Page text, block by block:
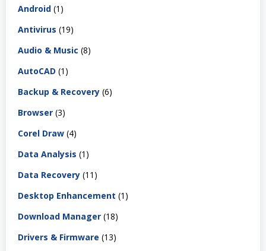
Android (1)
Antivirus (19)
Audio & Music (8)
AutoCAD (1)
Backup & Recovery (6)
Browser (3)
Corel Draw (4)
Data Analysis (1)
Data Recovery (11)
Desktop Enhancement (1)
Download Manager (18)
Drivers & Firmware (13)